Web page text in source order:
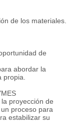
de los materiales.
de
abordar la
proyección de
proceso para
estabilizar su